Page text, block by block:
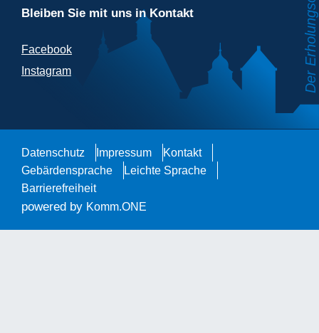
Bleiben Sie mit uns in Kontakt
Facebook
Instagram
Datenschutz Impressum
Kontakt
Gebärdensprache
Leichte Sprache
Barrierefreiheit
powered by Komm.ONE